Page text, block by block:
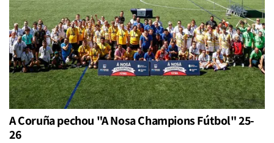
A Coruña pechou "A Nosa Champions Fútbol" 25-
26